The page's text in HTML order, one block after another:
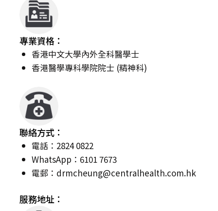
專業資格：
香港中文大學內外全科醫學士
香港醫學專科學院院士 (精神科)
聯絡方式：
電話：2824 0822
WhatsApp：6101 7673
電郵： drmcheung@centralhealth.com.hk
服務地址：